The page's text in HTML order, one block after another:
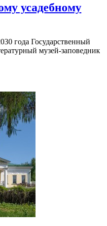
усадебному
года Государственный
музей-заповедник